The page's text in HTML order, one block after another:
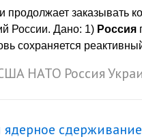
продолжает заказывать
России. Дано: 1) Россия
сохраняется
НАТО Россия
сдерживание